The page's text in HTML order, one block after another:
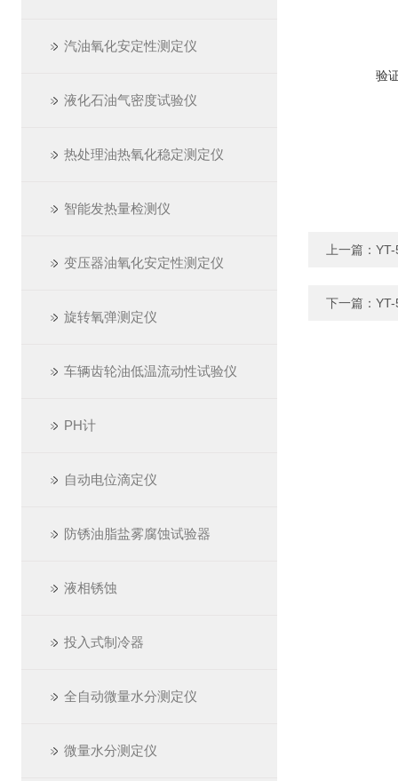
汽油氧化安定性测定仪
液化石油气密度试验仪
热处理油热氧化稳定测定仪
智能发热量检测仪
变压器油氧化安定性测定仪
旋转氧弹测定仪
车辆齿轮油低温流动性试验仪
PH计
自动电位滴定仪
防锈油脂盐雾腐蚀试验器
液相锈蚀
投入式制冷器
全自动微量水分测定仪
微量水分测定仪
验
上一篇：
下一篇：